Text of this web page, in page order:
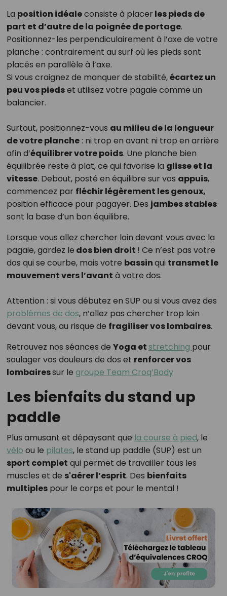
La position idéaleconsiste à placer les pieds de
part et d’autre de la poignée de portage.
Positionnez-les perpendiculairement à l’axe de votre
planche : contrairement au surf où les pieds sont
placés en parallèle à l’axe.
Si vous craignez de manquer de stabilité,écartez un
peu vos piedset utilisez votre pagaie comme un
balancier.
Surtout, positionnez-vous au milieu de la longueur
de votre planche: ni trop en avant ni trop en arrière
afin d’équilibrer votre poids. Une planche bien
équilibrée reste à plat, ce qui favorise la glisse et la
vitesse. Debout, posté en équilibre sur vos appuis,
commencez par fléchir légèrement les genoux,
position efficace pour pagayer. Des jambes stables
sont la base d’un bon équilibre.
Lorsque vous allez chercher loin devant vous avec la
pagaie, gardez le dos bien droit ! Ce n’est pas votre
dos qui se courbe, mais votre bassinqui transmet le
mouvement vers l’avant à votre dos.
Attention : si vous débutez en SUP ou si vous avez des
problèmes de dos, n’allez pas chercher trop loin
devant vous, au risque de fragiliser vos lombaires.
Retrouvez nos séances de Yoga etstretching pour
soulager vos douleurs de dos et renforcer vos
lombairessur le groupe Team Croq’Body
Les bienfaits du stand up
paddle
Plus amusant et dépaysant que la course à pied, le
vélo ou le pilates, le stand up paddle (SUP) est un
sport complet qui permet de travailler tous les
muscles et de s'aérer l’esprit. Des bienfaits
multiplespour le corps et pour le mental !